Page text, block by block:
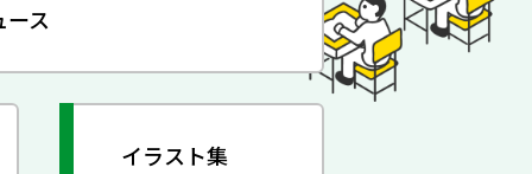
ース
イラスト集